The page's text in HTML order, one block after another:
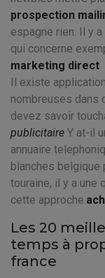
prospection
espagne rien. Il y
qui concerne
marketing direct
Il existe
nombreuses dans
devez savoir
publicitaire Y at-il
annuaire
blanches
touraine, il y a une
cette approche.
Les 20
temps à
france